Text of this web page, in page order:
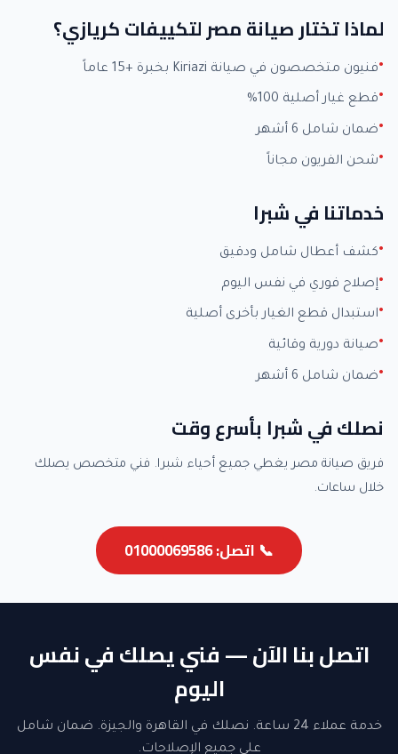
لماذا تختار صيانة مصر لتكييفات كريازي؟
فنيون متخصصون في صيانة Kiriazi بخبرة +15 عاماً
قطع غيار أصلية 100%
ضمان شامل 6 أشهر
شحن الفريون مجاناً
خدماتنا في شبرا
كشف أعطال شامل ودقيق
إصلاح فوري في نفس اليوم
استبدال قطع الغيار بأخرى أصلية
صيانة دورية وقائية
ضمان شامل 6 أشهر
نصلك في شبرا بأسرع وقت
فريق صيانة مصر يغطي جميع أحياء شبرا. فني متخصص يصلك
خلال ساعات.
📞 اتصل: 01000069586
اتصل بنا الآن — فني يصلك في نفس
اليوم
خدمة عملاء 24 ساعة. نصلك في القاهرة والجيزة. ضمان شامل
على جميع الإصلاحات.